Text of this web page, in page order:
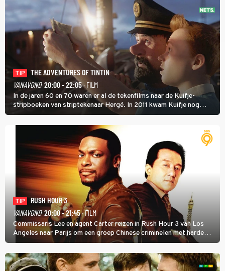
TIP
THE ADVENTURES OF TINTIN
VANAVOND 20:00 - 22:05· FILM
In de jaren 60 en 70 waren er al de tekenfilms naar de Kuifje-
stripboeken van striptekenaar Hergé. In 2011 kwam Kuifje nog
meer tot leven in The Adventures of Tintin van Steven Spielberg.
TIP
RUSH HOUR 3
VANAVOND 20:00 - 21:45· FILM
Commissaris Lee en agent Carter reizen in Rush Hour 3 van Los
Angeles naar Parijs om een groep Chinese criminelen met harde
hand aan te pakken.